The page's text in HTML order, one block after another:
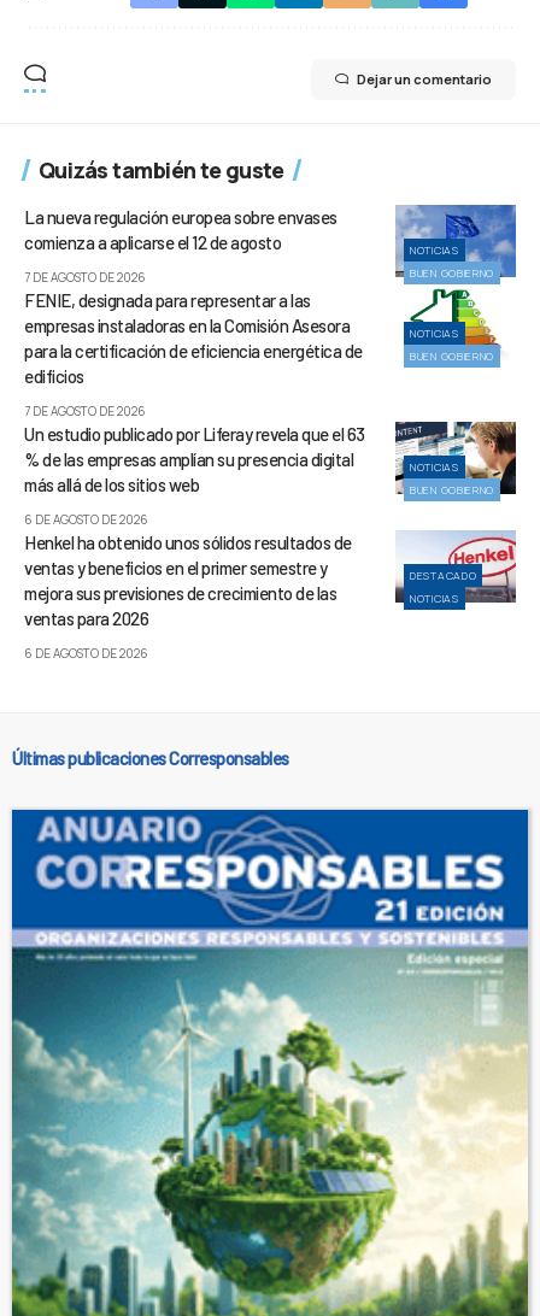
Dejar un comentario
Quizás también te guste
NOTICIAS
BUEN GOBIERNO
La nueva regulación europea sobre envases
comienza a aplicarse el 12 de agosto
7 DE AGOSTO DE 2026
NOTICIAS
BUEN GOBIERNO
FENIE, designada para representar a las
empresas instaladoras en la Comisión Asesora
para la certificación de eficiencia energética de
edificios
7 DE AGOSTO DE 2026
NOTICIAS
BUEN GOBIERNO
Un estudio publicado por Liferay revela que el 63
% de las empresas amplían su presencia digital
más allá de los sitios web
6 DE AGOSTO DE 2026
DESTACADO
NOTICIAS
Henkel ha obtenido unos sólidos resultados de
ventas y beneficios en el primer semestre y
mejora sus previsiones de crecimiento de las
ventas para 2026
6 DE AGOSTO DE 2026
Últimas publicaciones Corresponsables